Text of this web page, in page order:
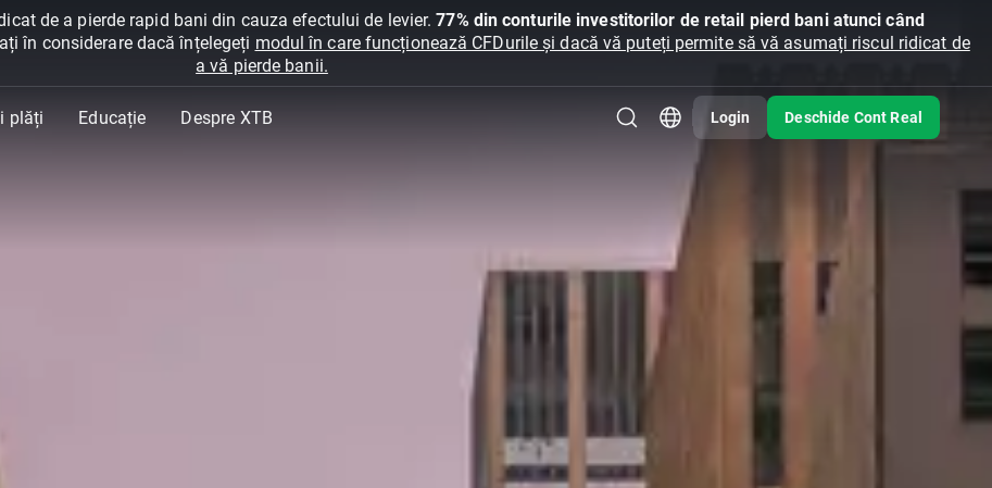
de a pierde rapid bani din cauza efectului de levier.77% din conturile investitorilor de retail pierd bani atunci când
în considerare dacă înțelegeți modul în care funcționează CFDurile și dacă vă puteți permite să vă asumați riscul ridicat de
a vă pierde banii.
plăți Educație Despre XTB Login Deschide Cont Real